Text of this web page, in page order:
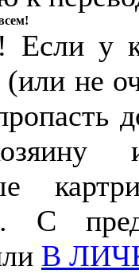
Если у
не
С
В